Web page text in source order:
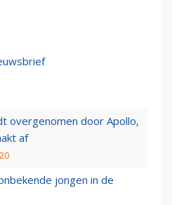
overgenomen door Apollo,
af
jongen in de